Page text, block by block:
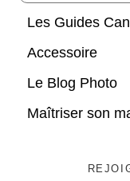
Les Guides
Accessoire
Le Blog Photo
Maîtriser son